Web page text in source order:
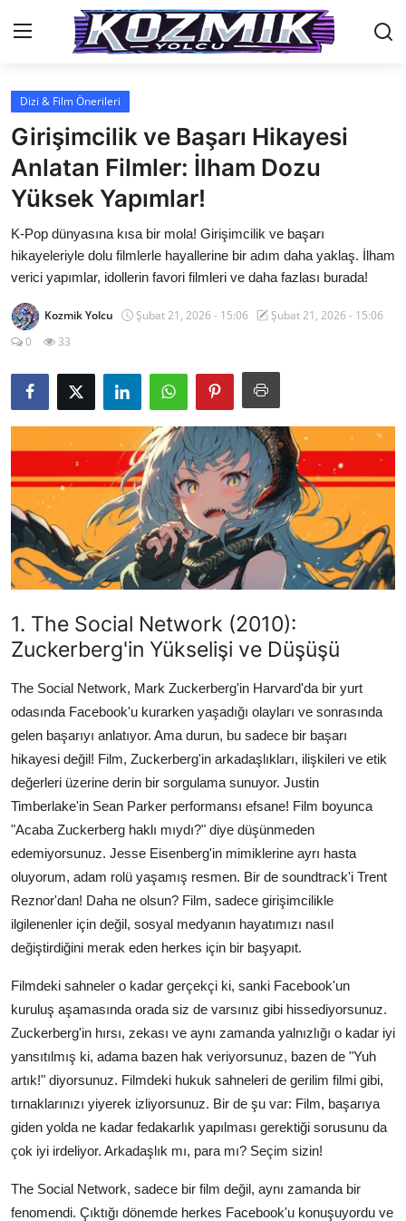
Anasayfa
Genel
İletişim
Anime Önerileri
Kore Dünyası
Anime Karakterleri
Dizi & Film
Dizi & Film Önerileri
Girişimcilik ve Başarı Hikayesi
Anlatan Filmler: İlham Dozu
Yüksek Yapımlar!
K-Pop dünyasına kısa bir mola! Girişimcilik ve başarı
hikayeleriyle dolu filmlerle hayallerine bir adım daha yaklaş. İlham
verici yapımlar, idollerin favori filmleri ve daha fazlası burada!
Kozmik Yolcu Şubat 21, 2026 - 15:06
Şubat 21, 2026 - 15:06
0
33
1. The Social Network (2010):
Zuckerberg'in Yükselişi ve Düşüşü
The Social Network, Mark Zuckerberg'in Harvard'da bir yurt
odasında Facebook'u kurarken yaşadığı olayları ve sonrasında
gelen başarıyı anlatıyor. Ama durun, bu sadece bir başarı
hikayesi değil! Film, Zuckerberg'in arkadaşlıkları, ilişkileri ve etik
değerleri üzerine derin bir sorgulama sunuyor. Justin
Timberlake'in Sean Parker performansı efsane! Film boyunca
"Acaba Zuckerberg haklı mıydı?" diye düşünmeden
edemiyorsunuz. Jesse Eisenberg'in mimiklerine ayrı hasta
oluyorum, adam rolü yaşamış resmen. Bir de soundtrack'i Trent
Reznor'dan! Daha ne olsun? Film, sadece girişimcilikle
ilgilenenler için değil, sosyal medyanın hayatımızı nasıl
değiştirdiğini merak eden herkes için bir başyapıt.
Filmdeki sahneler o kadar gerçekçi ki, sanki Facebook'un
kuruluş aşamasında orada siz de varsınız gibi hissediyorsunuz.
Zuckerberg'in hırsı, zekası ve aynı zamanda yalnızlığı o kadar iyi
yansıtılmış ki, adama bazen hak veriyorsunuz, bazen de "Yuh
artık!" diyorsunuz. Filmdeki hukuk sahneleri de gerilim filmi gibi,
tırnaklarınızı yiyerek izliyorsunuz. Bir de şu var: Film, başarıya
giden yolda ne kadar fedakarlık yapılması gerektiği sorusunu da
çok iyi irdeliyor. Arkadaşlık mı, para mı? Seçim sizin!
The Social Network, sadece bir film değil, aynı zamanda bir
fenomendi. Çıktığı dönemde herkes Facebook'u konuşuyordu ve